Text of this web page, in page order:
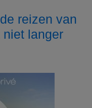
reizen van
langer